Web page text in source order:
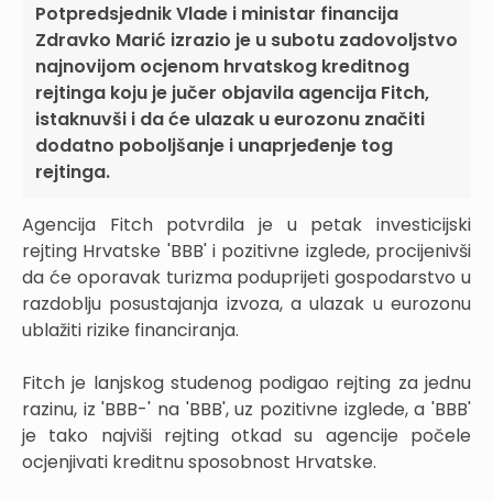
Potpredsjednik Vlade i ministar financija
Zdravko Marić izrazio je u subotu zadovoljstvo
najnovijom ocjenom hrvatskog kreditnog
rejtinga koju je jučer objavila agencija Fitch,
istaknuvši i da će ulazak u eurozonu značiti
dodatno poboljšanje i unaprjeđenje tog
rejtinga.
Agencija Fitch potvrdila je u petak investicijski
rejting Hrvatske 'BBB' i pozitivne izglede, procijenivši
da će oporavak turizma poduprijeti gospodarstvo u
razdoblju posustajanja izvoza, a ulazak u eurozonu
ublažiti rizike financiranja.
Fitch je lanjskog studenog podigao rejting za jednu
razinu, iz 'BBB-' na 'BBB', uz pozitivne izglede, a 'BBB'
je tako najviši rejting otkad su agencije počele
ocjenjivati kreditnu sposobnost Hrvatske.